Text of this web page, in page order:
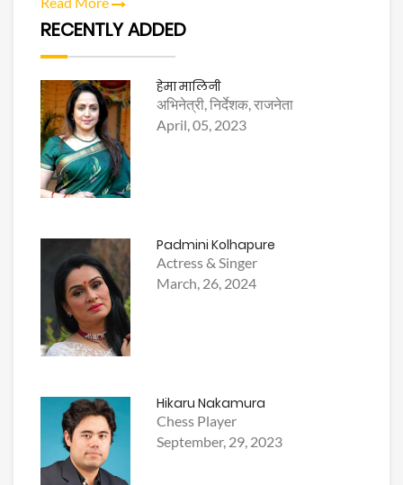
RECENTLY ADDED
हेमा मालिनी
अभिनेत्री, निर्देशक, राजनेता
April, 05, 2023
Padmini Kolhapure
Actress & Singer
March, 26, 2024
Hikaru Nakamura
Chess Player
September, 29, 2023